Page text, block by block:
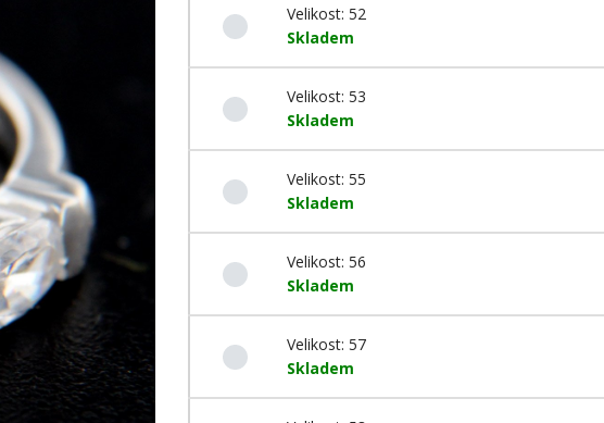
Velikost: 52
Skladem
Velikost: 53
Skladem
Velikost: 55
Skladem
Velikost: 56
Skladem
Velikost: 57
Skladem